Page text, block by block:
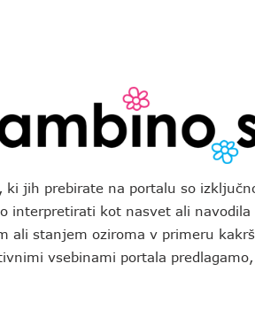
ki jih prebirate na portalu so
interpretirati kot nasvet ali
ali stanjem oziroma v primeru
vsebinami portala